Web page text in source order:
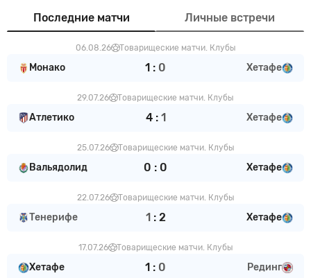
Последние матчи Личные встречи
06.08.26 Товарищеские матчи. Клубы
Монако 1 : 0 Хетафе
29.07.26 Товарищеские матчи. Клубы
Атлетико 4: 1 Хетафе
25.07.26 Товарищеские матчи. Клубы
Вальядолид 0 : 0 Хетафе
22.07.26 Товарищеские матчи. Клубы
Тенерифе 1: 2 Хетафе
17.07.26 Товарищеские матчи. Клубы
Хетафе 1 : 0 Рединг